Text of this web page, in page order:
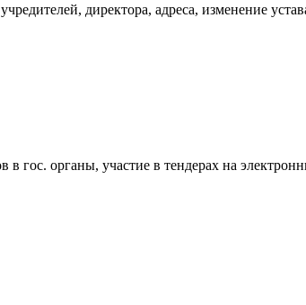
директора, адреса, изменение
в гос. органы, участие в тендерах на